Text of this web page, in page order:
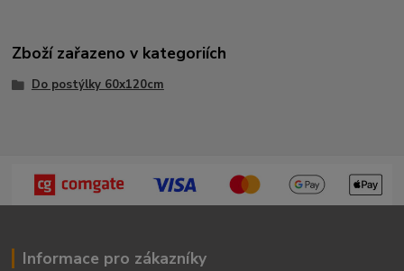
Zboží zařazeno v kategoriích
Do postýlky 60x120cm
Informace pro zákazníky